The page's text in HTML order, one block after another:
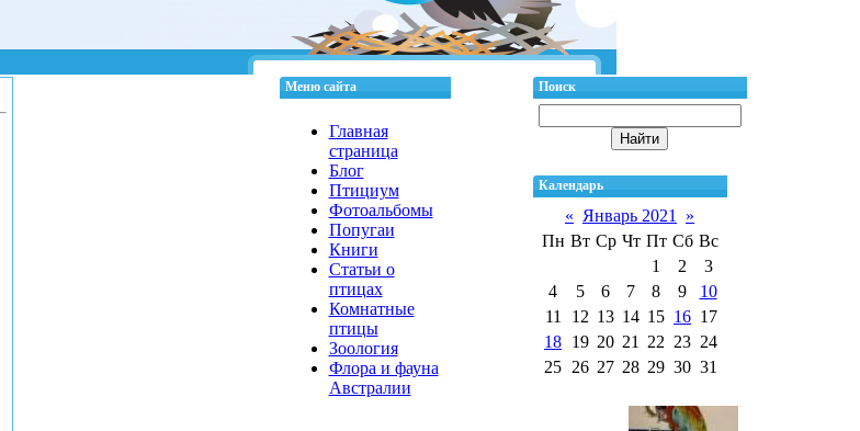
Меню сайта
Главная
страница
Блог
Птициум
Фотоальбомы
Попугаи
Книги
Статьи о
птицах
Комнатные
птицы
Зоология
Флора и фауна
Австралии
Поиск
Календарь
« Январь 2021
»
Пн Вт Ср Чт Пт Сб Вс
1
2
3
4
5 6 7 8 9
10
11
12 13 14 15 16 17
18 19 20 21 22 23 24
25 26 27 28 29 30 31